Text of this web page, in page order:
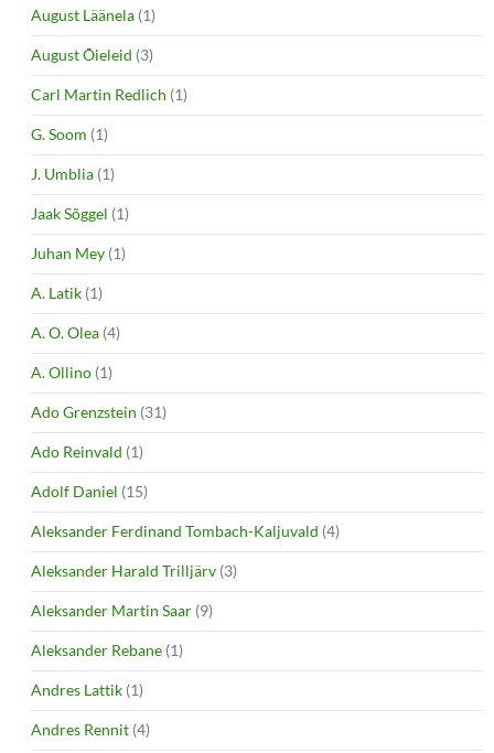
August Läänela (1)
August Õieleid (3)
Carl Martin Redlich (1)
G. Soom (1)
J. Umblia (1)
Jaak Sõggel (1)
Juhan Mey (1)
A. Latik (1)
A. O. Olea (4)
A. Ollino (1)
Ado Grenzstein (31)
Ado Reinvald (1)
Adolf Daniel (15)
Aleksander Ferdinand Tombach-Kaljuvald (4)
Aleksander Harald Trilljärv (3)
Aleksander Martin Saar (9)
Aleksander Rebane (1)
Andres Lattik (1)
Andres Rennit (4)